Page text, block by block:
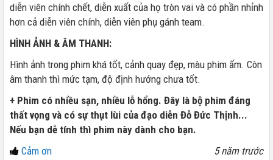
diễn viên chính chết, diễn xuất của họ tròn vai và có phần nhỉnh
hơn cả diễn viên chính, diễn viên phụ gánh team.
HÌNH ẢNH & ÂM THANH:
Hình ảnh trong phim khá tốt, cảnh quay đẹp, màu phim ấm. Còn
âm thanh thì mức tạm, độ định hướng chưa tốt.
+ Phim có nhiều sạn, nhiều lỗ hổng. Đây là bộ phim đáng
thất vọng và có sự thụt lùi của đạo diễn Đỗ Đức Thịnh...
Nếu bạn dễ tính thì phim này dành cho bạn.
Cảm ơn
5 năm trước